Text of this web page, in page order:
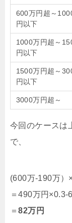
600万円超～
円以下
1000万円超～
円以下
1500万円超～
円以下
3000万円超～
今回のケースは
で、
(600万-190万）
＝490万円×0.3-
＝82万円